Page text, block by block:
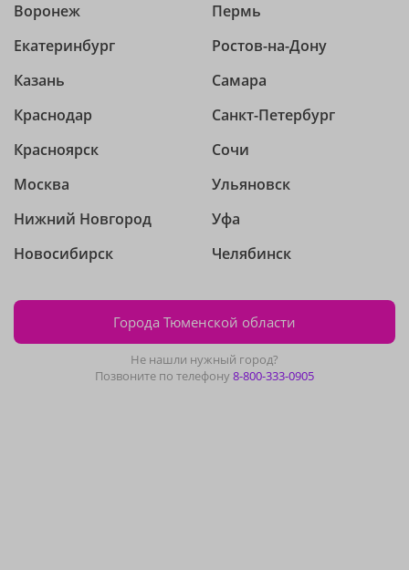
Воронеж
Екатеринбург
Казань
Краснодар
Красноярск
Москва
Нижний Новгород
Новосибирск
Пермь
Ростов-на-Дону
Самара
Санкт-Петербург
Сочи
Ульяновск
Уфа
Челябинск
Города Тюменской области
Не нашли нужный город?
Позвоните по телефону8-800-333-0905